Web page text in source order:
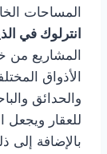
المساحات
انترلوك في
المشاريع من
الأذواق
والحدائق
للعقار ويجعل
بالإضافة إلى